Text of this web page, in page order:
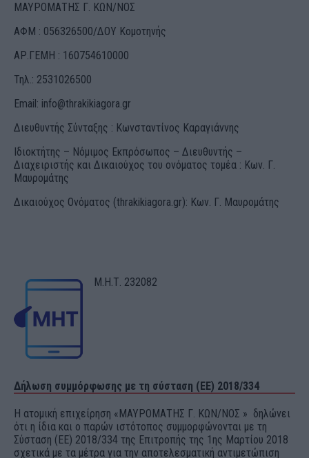
ΜΑΥΡΟΜΑΤΗΣ Γ. ΚΩΝ/ΝΟΣ
ΑΦΜ : 056326500/ΔOΥ Κομοτηνής
ΑΡ.ΓΕΜΗ : 160754610000
Τηλ.: 2531026500
Email: info@thrakikiagora.gr
Διευθυντής Σύνταξης : Κωνσταντίνος Καραγιάννης
Ιδιοκτήτης – Νόμιμος Εκπρόσωπος – Διευθυντής –
Διαχειριστής και Δικαιούχος του ονόματος τομέα : Κων. Γ.
Μαυρομάτης
Δικαιούχος Ονόματος (thrakikiagora.gr): Κων. Γ. Μαυρομάτης
Μ.Η.Τ. 232082
Δήλωση συμμόρφωσης με τη σύσταση (ΕΕ) 2018/334
Η ατομική επιχείρηση «ΜΑΥΡΟΜΑΤΗΣ Γ. ΚΩΝ/ΝΟΣ » δηλώνει
ότι η ίδια και ο παρών ιστότοπος συμμορφώνονται με τη
Σύσταση (ΕΕ) 2018/334 της Επιτροπής της 1ης Μαρτίου 2018
σχετικά με τα μέτρα για την αποτελεσματική αντιμετώπιση